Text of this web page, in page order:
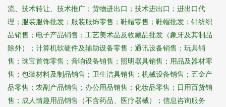
流、技术转让、技术推广；货物进出口；技术进出口；进出口代
理；服装服饰批发；服装服饰零售；鞋帽零售；鞋帽批发；针纺织
品销售；电子产品销售；工艺美术品及收藏品批发（象牙及其制品
除外）；计算机软硬件及辅助设备零售；通讯设备销售；玩具销
售；珠宝首饰零售；音响设备销售；照明器具销售；用品及器材零
售；包装材料及制品销售；卫生洁具销售；机械设备销售；五金产
品零售；农副产品销售；办公用品销售；化妆品零售；日用百货销
售；成人情趣用品销售（不含药品、医疗器械）；信息咨询服务